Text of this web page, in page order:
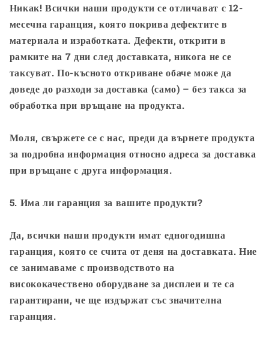
Никак! Всички наши продукти се отличават с 12-
месечна гаранция, която покрива дефектите в
материала и изработката. Дефекти, открити в
рамките на 7 дни след доставката, никога не се
таксуват. По-късното откриване обаче може да
доведе до разходи за доставка (само) – без такса за
обработка при връщане на продукта.
Моля, свържете се с нас, преди да върнете продукта
за подробна информация относно адреса за доставка
при връщане с друга информация.
5. Има ли гаранция за вашите продукти?
Да, всички наши продукти имат едногодишна
гаранция, която се счита от деня на доставката. Ние
се занимаваме с производството на
висококачествено оборудване за дисплеи и те са
гарантирани, че ще издържат със значителна
гаранция.